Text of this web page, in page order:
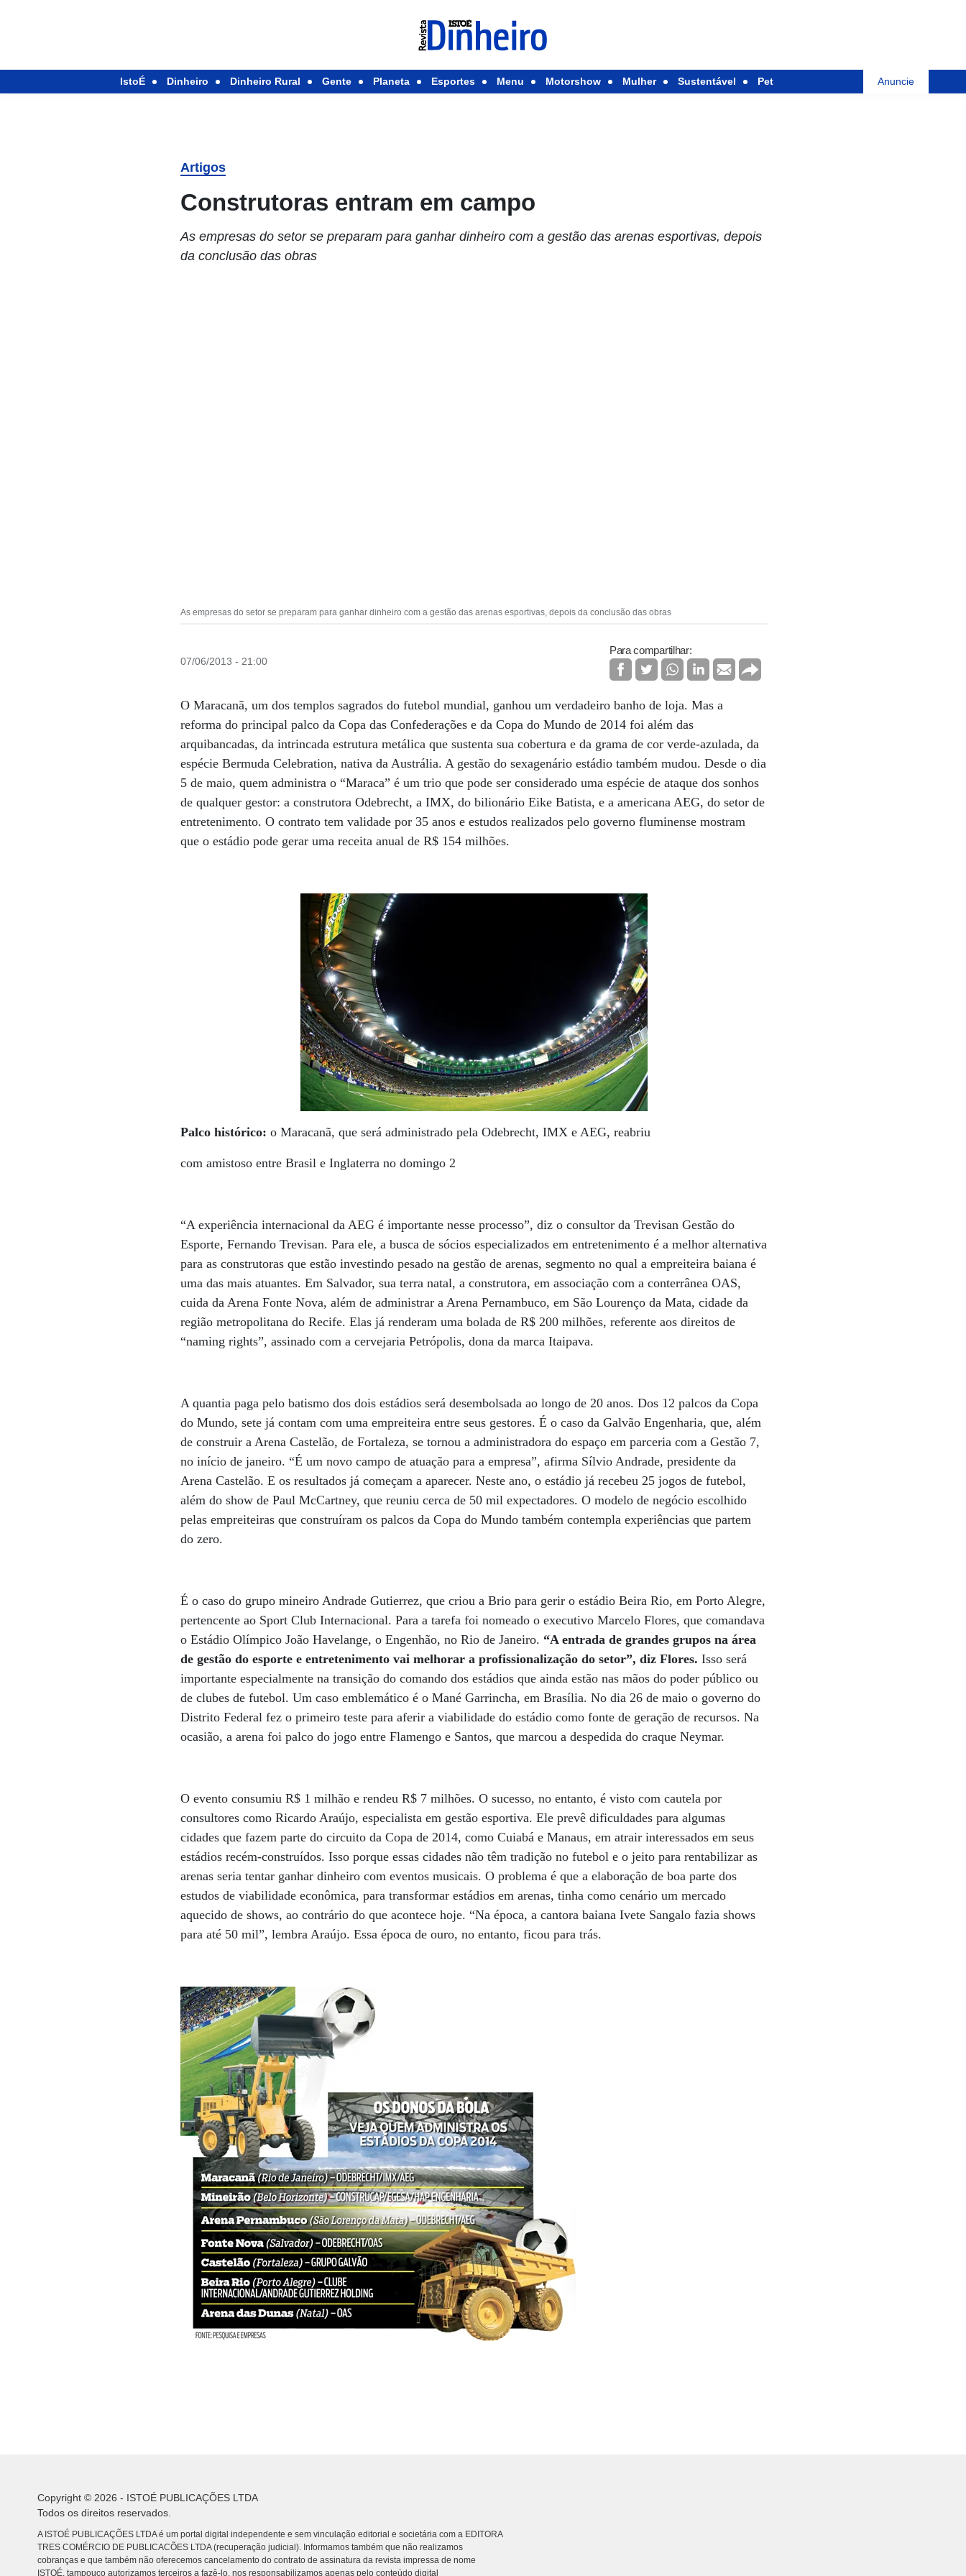
IstoÉ Dinheiro Dinheiro Rural Gente Planeta Esportes Menu Motorshow Mulher Sustentável Pet Anuncie
Artigos
Construtoras entram em campo
As empresas do setor se preparam para ganhar dinheiro com a gestão das arenas esportivas, depois
da conclusão das obras
As empresas do setor se preparam para ganhar dinheiro com a gestão das arenas esportivas, depois da conclusão das obras
07/06/2013 - 21:00
Para compartilhar:
O Maracanã, um dos templos sagrados do futebol mundial, ganhou um verdadeiro banho de loja. Mas a
reforma do principal palco da Copa das Confederações e da Copa do Mundo de 2014 foi além das
arquibancadas, da intrincada estrutura metálica que sustenta sua cobertura e da grama de cor verde-azulada, da
espécie Bermuda Celebration, nativa da Austrália. A gestão do sexagenário estádio também mudou. Desde o dia
5 de maio, quem administra o “Maraca” é um trio que pode ser considerado uma espécie de ataque dos sonhos
de qualquer gestor: a construtora Odebrecht, a IMX, do bilionário Eike Batista, e a americana AEG, do setor de
entretenimento. O contrato tem validade por 35 anos e estudos realizados pelo governo fluminense mostram
que o estádio pode gerar uma receita anual de R$ 154 milhões.
Palco histórico: o Maracanã, que será administrado pela Odebrecht, IMX e AEG, reabriu
com amistoso entre Brasil e Inglaterra no domingo 2
“A experiência internacional da AEG é importante nesse processo”, diz o consultor da Trevisan Gestão do
Esporte, Fernando Trevisan. Para ele, a busca de sócios especializados em entretenimento é a melhor alternativa
para as construtoras que estão investindo pesado na gestão de arenas, segmento no qual a empreiteira baiana é
uma das mais atuantes. Em Salvador, sua terra natal, a construtora, em associação com a conterrânea OAS,
cuida da Arena Fonte Nova, além de administrar a Arena Pernambuco, em São Lourenço da Mata, cidade da
região metropolitana do Recife. Elas já renderam uma bolada de R$ 200 milhões, referente aos direitos de
“naming rights”, assinado com a cervejaria Petrópolis, dona da marca Itaipava.
A quantia paga pelo batismo dos dois estádios será desembolsada ao longo de 20 anos. Dos 12 palcos da Copa
do Mundo, sete já contam com uma empreiteira entre seus gestores. É o caso da Galvão Engenharia, que, além
de construir a Arena Castelão, de Fortaleza, se tornou a administradora do espaço em parceria com a Gestão 7,
no início de janeiro. “É um novo campo de atuação para a empresa”, afirma Sílvio Andrade, presidente da
Arena Castelão. E os resultados já começam a aparecer. Neste ano, o estádio já recebeu 25 jogos de futebol,
além do show de Paul McCartney, que reuniu cerca de 50 mil expectadores. O modelo de negócio escolhido
pelas empreiteiras que construíram os palcos da Copa do Mundo também contempla experiências que partem
do zero.
É o caso do grupo mineiro Andrade Gutierrez, que criou a Brio para gerir o estádio Beira Rio, em Porto Alegre,
pertencente ao Sport Club Internacional. Para a tarefa foi nomeado o executivo Marcelo Flores, que comandava
o Estádio Olímpico João Havelange, o Engenhão, no Rio de Janeiro. “A entrada de grandes grupos na área
de gestão do esporte e entretenimento vai melhorar a profissionalização do setor”, diz Flores.Isso será
importante especialmente na transição do comando dos estádios que ainda estão nas mãos do poder público ou
de clubes de futebol. Um caso emblemático é o Mané Garrincha, em Brasília. No dia 26 de maio o governo do
Distrito Federal fez o primeiro teste para aferir a viabilidade do estádio como fonte de geração de recursos. Na
ocasião, a arena foi palco do jogo entre Flamengo e Santos, que marcou a despedida do craque Neymar.
O evento consumiu R$ 1 milhão e rendeu R$ 7 milhões. O sucesso, no entanto, é visto com cautela por
consultores como Ricardo Araújo, especialista em gestão esportiva. Ele prevê dificuldades para algumas
cidades que fazem parte do circuito da Copa de 2014, como Cuiabá e Manaus, em atrair interessados em seus
estádios recém-construídos. Isso porque essas cidades não têm tradição no futebol e o jeito para rentabilizar as
arenas seria tentar ganhar dinheiro com eventos musicais. O problema é que a elaboração de boa parte dos
estudos de viabilidade econômica, para transformar estádios em arenas, tinha como cenário um mercado
aquecido de shows, ao contrário do que acontece hoje. “Na época, a cantora baiana Ivete Sangalo fazia shows
para até 50 mil”, lembra Araújo. Essa época de ouro, no entanto, ficou para trás.
Copyright © 2026 - ISTOÉ PUBLICAÇÕES LTDA
Todos os direitos reservados.
A ISTOÉ PUBLICAÇÕES LTDA é um portal digital independente e sem vinculação editorial e societária com a EDITORA
TRES COMÉRCIO DE PUBLICACÕES LTDA (recuperação judicial). Informamos também que não realizamos
cobranças e que também não oferecemos cancelamento do contrato de assinatura da revista impressa de nome
ISTOÉ, tampouco autorizamos terceiros a fazê-lo, nos responsabilizamos apenas pelo conteúdo digital